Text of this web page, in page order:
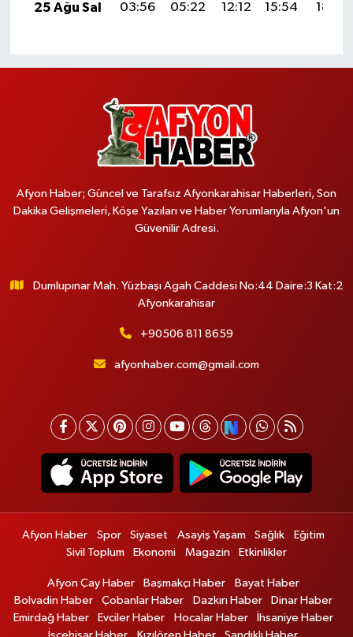
25 Ağu Sal
03:56 05:22 12:12 15:54 18:52
Afyon Haber; Güncel ve Tarafsız Afyonkarahisar Haberleri, Son
Dakika Gelişmeleri, Köşe Yazıları ve Haber Yorumlarıyla Afyon'un
Güvenilir Adresi.
Dumlupınar Mah. Yüzbaşı Agah Caddesi No:44 Daire:3 Kat:2
Afyonkarahisar
+90506 811 8659
afyonhaber.com@gmail.com
Afyon Haber Spor Siyaset Asayiş Yaşam Sağlık
Eğitim
Sivil Toplum
Ekonomi Magazin Etkinlikler
Afyon Çay Haber Başmakçı Haber
Bayat Haber
Bolvadin Haber
Çobanlar Haber Dazkırı Haber
Dinar Haber
Emirdağ Haber
Evciler Haber Hocalar Haber
İhsaniye Haber